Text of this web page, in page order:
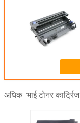
अधिक भाई टोनर कार्ट्रिज